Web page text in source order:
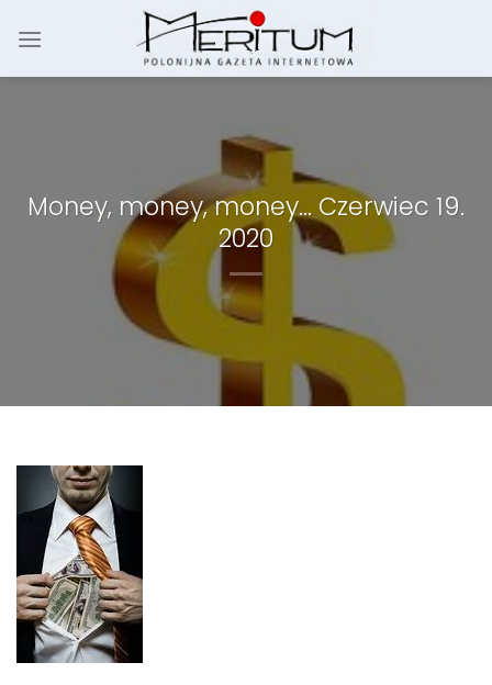
Money, money, money… Czerwiec 19.
2020